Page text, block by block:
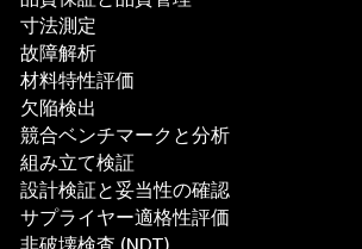
寸法測定
故障解析
材料特性評価
欠陥検出
競合ベンチマークと分析
組み立て検証
設計検証と妥当性の確認
サプライヤー適格性評価